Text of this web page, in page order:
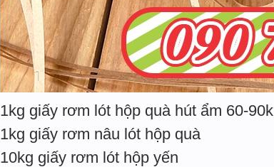
1kg giấy rơm lót hộp quà hút ẩm 60-90k
1kg giấy rơm nâu lót hộp quà
10kg giấy rơm lót hộp yến